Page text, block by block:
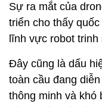
Sự ra mắt của
triển cho thấy
lĩnh vực robot
Đây cũng là dấu
toàn cầu đang
thông minh và khó